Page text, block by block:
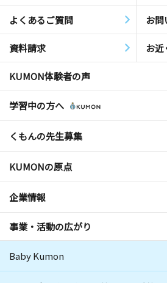
よくあるご質問 お問
資料請求 お近
KUMON体験者の声
学習中の方へ
くもんの先生募集
KUMONの原点
企業情報
事業・活動の広がり
Baby Kumon